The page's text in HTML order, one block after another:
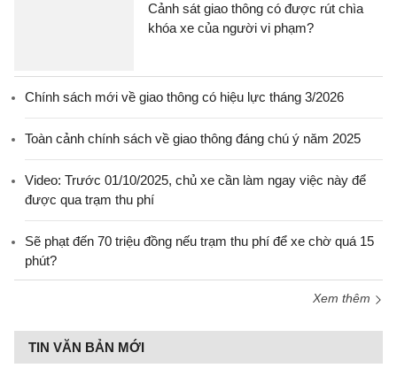
Cảnh sát giao thông có được rút chìa
khóa xe của người vi phạm?
Chính sách mới về giao thông có hiệu lực tháng 3/2026
Toàn cảnh chính sách về giao thông đáng chú ý năm 2025
Video: Trước 01/10/2025, chủ xe cần làm ngay việc này để
được qua trạm thu phí
Sẽ phạt đến 70 triệu đồng nếu trạm thu phí để xe chờ quá 15
phút?
Xem thêm
TIN VĂN BẢN MỚI